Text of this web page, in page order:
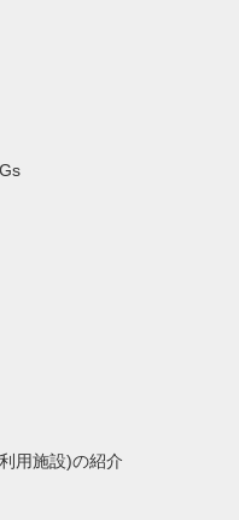
用施設)の紹介